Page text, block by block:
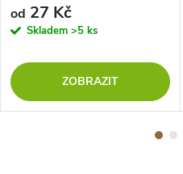
od 27 Kč
Skladem >5 ks
ZOBRAZIT